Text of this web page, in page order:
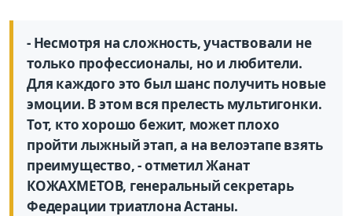
- Несмотря на сложность, участвовали не
только профессионалы, но и любители.
Для каждого это был шанс получить новые
эмоции. В этом вся прелесть мультигонки.
Тот, кто хорошо бежит, может плохо
пройти лыжный этап, а на велоэтапе взять
преимущество, - отметил Жанат
КОЖАХМЕТОВ, генеральный секретарь
Федерации триатлона Астаны.